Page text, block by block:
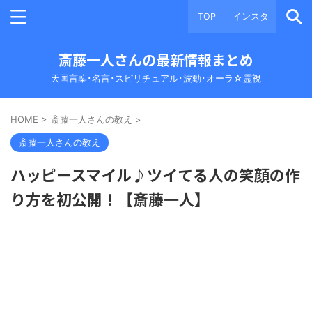
TOP インスタ
斎藤一人さんの最新情報まとめ
天国言葉･名言･スピリチュアル･波動･オーラ☆霊視
HOME > 斎藤一人さんの教え >
斎藤一人さんの教え
ハッピースマイル♪ツイてる人の笑顔の作
り方を初公開！【斎藤一人】